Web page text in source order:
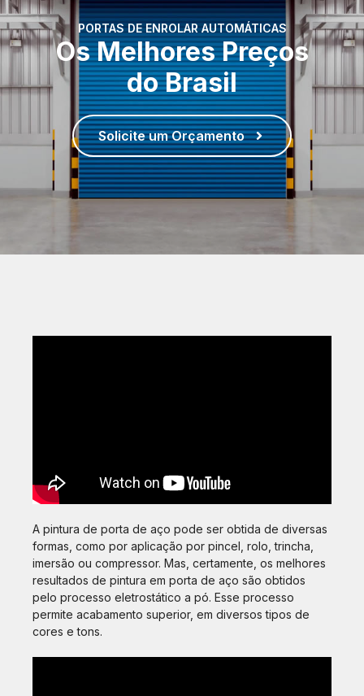
PORTAS DE ENROLAR AUTOMÁTICAS
Os Melhores Preços
do Brasil
Solicite um Orçamento
A pintura de porta de aço pode ser obtida de diversas
formas, como por aplicação por pincel, rolo, trincha,
imersão ou compressor. Mas, certamente, os melhores
resultados de pintura em porta de aço são obtidos
pelo processo eletrostático a pó. Esse processo
permite acabamento superior, em diversos tipos de
cores e tons.